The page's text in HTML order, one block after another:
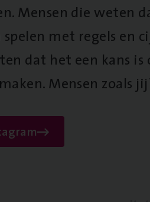
Mensen die weten
met regels en
dat het een kans
Mensen zoals